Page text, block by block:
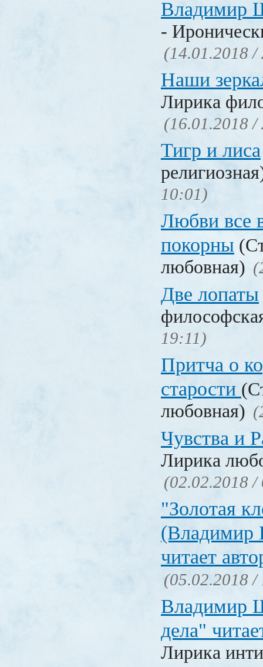
Владимир
-
(14.01.2018 /
Наши
Лирика
(16.01.2018 /
Тигр и лиса
10:01)
Любви все
покорны
любовная)
Две лопаты
19:11)
Притча о
старости
любовная)
Чувства и
Лирика
(02.02.2018 /
"Золотая
(Владимир
читает
(05.02.2018 /
Владимир
дела"
Лирика